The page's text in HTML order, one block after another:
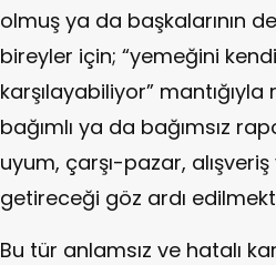
olmuş ya da başkalarının
bireyler için; “yemeğini
karşılayabiliyor”
bağımlı ya da bağımsız
uyum, çarşı-pazar,
getireceği göz ardı
Bu tür anlamsız ve hatalı